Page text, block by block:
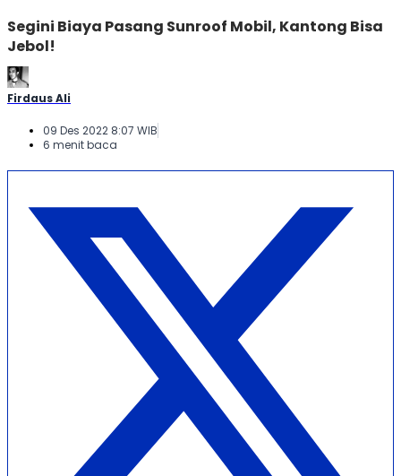
Segini Biaya Pasang Sunroof Mobil, Kantong Bisa
Jebol!
Firdaus Ali
09 Des 2022 8:07 WIB
6 menit baca